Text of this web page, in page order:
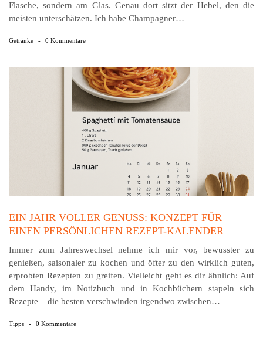
Flasche, sondern am Glas. Genau dort sitzt der Hebel, den die
meisten unterschätzen. Ich habe Champagner…
Getränke - 0 Kommentare
EIN JAHR VOLLER GENUSS: KONZEPT FÜR
EINEN PERSÖNLICHEN REZEPT-KALENDER
Immer zum Jahreswechsel nehme ich mir vor, bewusster zu
genießen, saisonaler zu kochen und öfter zu den wirklich guten,
erprobten Rezepten zu greifen. Vielleicht geht es dir ähnlich: Auf
dem Handy, im Notizbuch und in Kochbüchern stapeln sich
Rezepte – die besten verschwinden irgendwo zwischen…
Tipps - 0 Kommentare